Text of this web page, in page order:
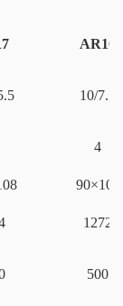
AR10
10/7.5
4
90×100
1272
500